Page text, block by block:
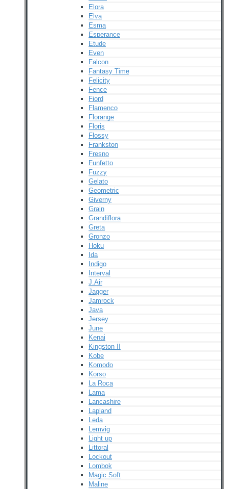
Elora
Elva
Esma
Esperance
Etude
Even
Falcon
Fantasy Time
Felicity
Fence
Fiord
Flamenco
Florange
Floris
Flossy
Frankston
Fresno
Funfetto
Fuzzy
Gelato
Geometric
Giverny
Grain
Grandiflora
Greta
Gronzo
Hoku
Ida
Indigo
Interval
J.Air
Jagger
Jamrock
Java
Jersey
June
Kenai
Kingston II
Kobe
Komodo
Korso
La Roca
Lama
Lancashire
Lapland
Leda
Lemvig
Light up
Littoral
Lockout
Lombok
Magic Soft
Maline